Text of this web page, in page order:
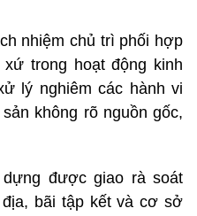
nhiệm chủ trì phối hợp
trong hoạt động kinh
lý nghiêm các hành vi
không rõ nguồn gốc,
được giao rà soát
bãi tập kết và cơ sở